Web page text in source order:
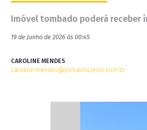
Imóvel tombado poderá receber
19 de Junho de 2026 às 00:45
CAROLINE MENDES
caroline.mendes@jornalcruzeiro.com.br